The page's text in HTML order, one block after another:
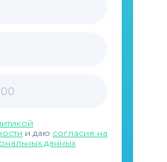
и даю согласие на
данных